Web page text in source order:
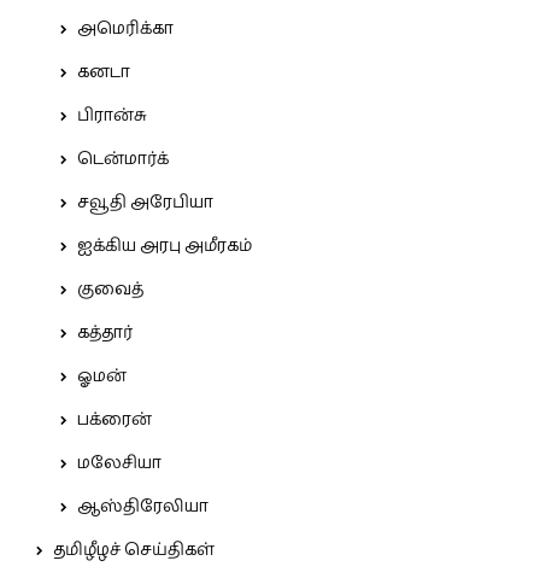
அமெரிக்கா
கனடா
பிரான்சு
டென்மார்க்
சவூதி அரேபியா
ஐக்கிய அரபு அமீரகம்
குவைத்
கத்தார்
ஓமன்
பக்ரைன்
மலேசியா
ஆஸ்திரேலியா
தமிழீழச் செய்திகள்